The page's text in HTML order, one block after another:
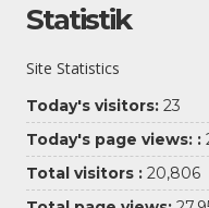
Statistik
Site Statistics
Today's visitors: 23
Today's page views: :
Total visitors : 20,806